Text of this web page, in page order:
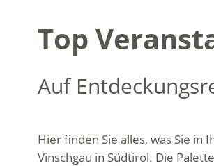
Top
Auf
Hier finden Sie alles, was Sie in
Vinschgau in Südtirol. Die